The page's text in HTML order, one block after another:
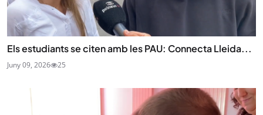
Els estudiants se citen amb les PAU: Connecta Lleida...
Juny 09, 2026 25